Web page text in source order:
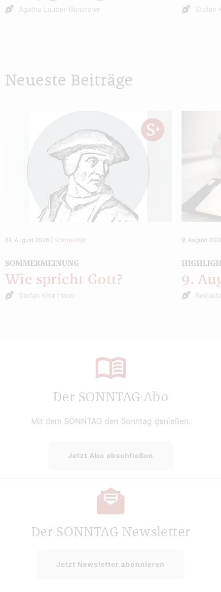
Agathe Lauber-Gansterer Stefan
Neueste Beiträge
31. August 2026 Spiritualität
SOMMERMEINUNG
Wie spricht Gott?
Stefan Kronthaler
9. August
9.
Der SONNTAG Abo
Mit dem SONNTAG den Sonntag genießen.
Jetzt Abo abschließen
Der SONNTAG Newsletter
Jetzt Newsletter abonnieren